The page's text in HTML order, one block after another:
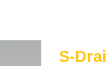
* A termékképeknél
készültek.
S-